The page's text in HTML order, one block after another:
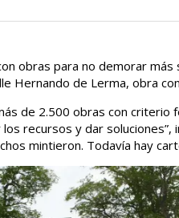
obras para no demorar
Hernando de Lerma, obra
de 2.500 obras con
recursos y dar
mintieron. Todavía hay